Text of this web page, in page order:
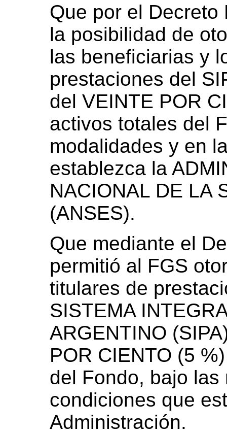
Que por el Decreto
la posibilidad de
las beneficiarias y
prestaciones del
del VEINTE POR
activos totales del
modalidades y en
establezca la
NACIONAL DE LA
(ANSES).
Que mediante el
permitió al FGS
titulares de
SISTEMA
ARGENTINO
POR CIENTO (5
del Fondo, bajo
condiciones que
Administración.